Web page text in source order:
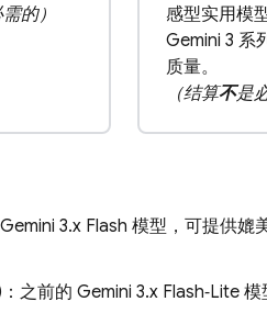
的）
感型实用模
Gemini 3 系
质量。
（结算不是
Gemini 3.x Flash 模型，可提供媲
：之前的Gemini 3.x Flash‑Lite 模